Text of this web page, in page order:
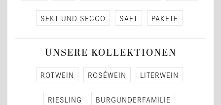
SEKT UND SECCO SAFT PA­KE­TE
UN­SE­RE KOL­LEK­TIO­NEN
ROT­WEIN ROSÉWEIN LI­TER­WEIN
RIES­LING BUR­GUN­DER­FA­MI­LIE